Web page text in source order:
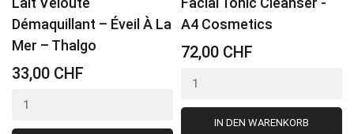
Démaquillant – Éveil À La
Mer – Thalgo
33,00 CHF
A4 Cosmetics
72,00 CHF
IN DEN WARENKORB